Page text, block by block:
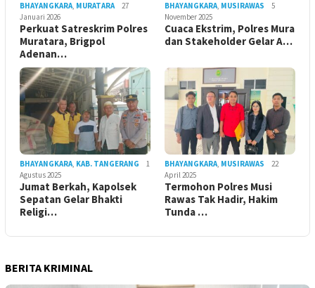
BHAYANGKARA, MURATARA
27
Januari 2026
Perkuat Satreskrim Polres
Muratara, Brigpol
Adenan…
BHAYANGKARA, MUSIRAWAS
5
November 2025
Cuaca Ekstrim, Polres Mura
dan Stakeholder Gelar A…
BHAYANGKARA, KAB. TANGERANG
1
Agustus 2025
Jumat Berkah, Kapolsek
Sepatan Gelar Bhakti
Religi…
BHAYANGKARA, MUSIRAWAS
22
April 2025
Termohon Polres Musi
Rawas Tak Hadir, Hakim
Tunda …
BERITA KRIMINAL